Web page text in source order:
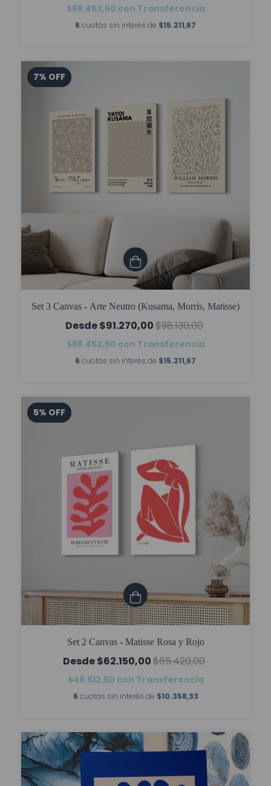
$68.452,50 con Transferencia
6 cuotas sin interés de $15.211,67
7% OFF
Set 3 Canvas - Arte Neutro (Kusama, Morris, Matisse)
$91.270,00$98.130,00
$68.452,50 con Transferencia
6 cuotas sin interés de $15.211,67
5% OFF
Set 2 Canvas - Matisse Rosa y Rojo
$62.150,00$65.420,00
$46.612,50 con Transferencia
6 cuotas sin interés de $10.358,33